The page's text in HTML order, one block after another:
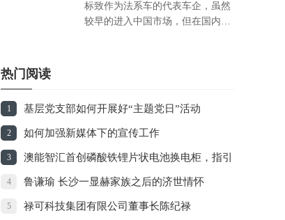
标致作为法系车的代表车企，虽然
较早的进入中国市场，但在国内的
热门阅读
1 基层党支部如何开展好“主题党日”活动
2 如何加强新媒体下的宣传工作
3 澳能智汇首创磷酸铁锂片状电池换电柜，指引
智能“换电”大趋势
4 鲁谦瑜 长沙一显赫家族之后的济世情怀
5 禄可科技集团有限公司董事长陈纪禄